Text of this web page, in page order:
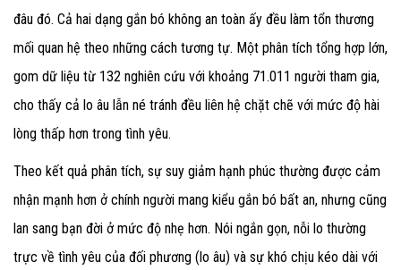
đâu đó. Cả hai dạng gắn bó không an toàn ấy đều làm tổn thương
mối quan hệ theo những cách tương tự. Một phân tích tổng hợp lớn,
gom dữ liệu từ 132 nghiên cứu với khoảng 71.011 người tham gia,
cho thấy cả lo âu lẫn né tránh đều liên hệ chặt chẽ với mức độ hài
lòng thấp hơn trong tình yêu.
Theo kết quả phân tích, sự suy giảm hạnh phúc thường được cảm
nhận mạnh hơn ở chính người mang kiểu gắn bó bất an, nhưng cũng
lan sang bạn đời ở mức độ nhẹ hơn. Nói ngắn gọn, nỗi lo thường
trực về tình yêu của đối phương (lo âu) và sự khó chịu kéo dài với